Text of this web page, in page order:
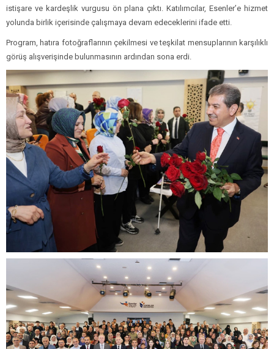
istişare ve kardeşlik vurgusu ön plana çıktı. Katılımcılar, Esenler’e hizmet
yolunda birlik içerisinde çalışmaya devam edeceklerini ifade etti.
Program, hatıra fotoğraflarının çekilmesi ve teşkilat mensuplarının karşılıklı
görüş alışverişinde bulunmasının ardından sona erdi.